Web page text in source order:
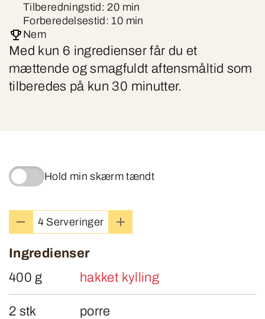
Tilberedningstid: 20 min
Forberedelsestid: 10 min
Nem
Med kun 6 ingredienser får du et
mættende og smagfuldt aftensmåltid som
tilberedes på kun 30 minutter.
Hold min skærm tændt
4 Serveringer
Ingredienser
400 g
hakket kylling
2 stk porre